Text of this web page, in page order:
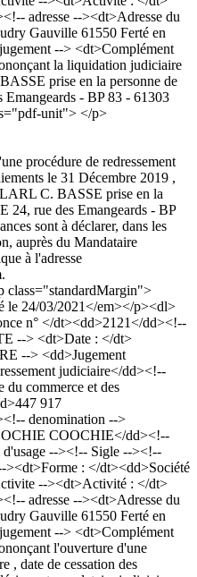
adresse --><dt>Adresse du
Gauville 61550 Ferté en
--> <dt>Complément
la liquidation judiciaire
prise en la personne de
- BP 83 - 61303
unit"> </p>
procédure de redressement
le 31 Décembre 2019 ,
C. BASSE prise en la
24, rue des Emangeards - BP
sont à déclarer, dans les
auprès du Mandataire
à l'adresse
class="standardMargin">
le 24/03/2021</em></p><dl>
n° </dt><dd>2121</dd><!--
--> <dt>Date : </dt>
--> <dd>Jugement
judiciaire</dd><!--
commerce et des
917
denomination -->
COOCHIE</dd><!--
--><!-- Sigle --><!--
><dt>Forme : </dt><dd>Société
--><dt>Activité : </dt>
adresse --><dt>Adresse du
Gauville 61550 Ferté en
--> <dt>Complément
l'ouverture d'une
, date de cessation des